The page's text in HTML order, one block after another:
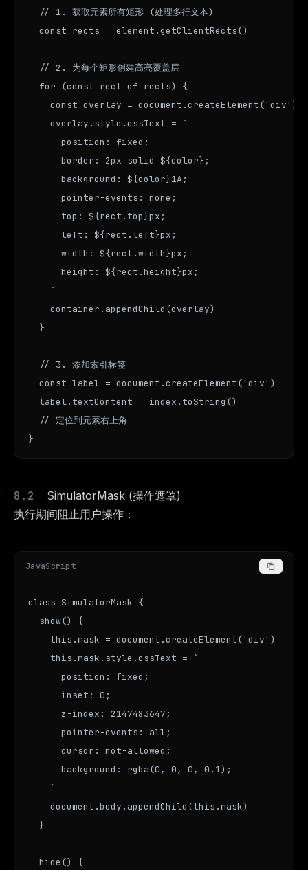
  // 1. 获取元素所有矩形 (处理多行文本)
  const rects = element.getClientRects()
  // 2. 为每个矩形创建高亮覆盖层
  for (const rect of rects) {
    const overlay = document.createElement('div')
    overlay.style.cssText = `
      position: fixed;
      border: 2px solid ${color};
      background: ${color}1A;
      pointer-events: none;
      top: ${rect.top}px;
      left: ${rect.left}px;
      width: ${rect.width}px;
      height: ${rect.height}px;
    `
    container.appendChild(overlay)
  }
  // 3. 添加索引标签
  const label = document.createElement('div')
  label.textContent = index.toString()
  // 定位到元素右上角
}
SimulatorMask (操作遮罩)
执行期间阻止用户操作：
JavaScript
class SimulatorMask {
  show() {
    this.mask = document.createElement('div')
    this.mask.style.cssText = `
      position: fixed;
      inset: 0;
      z-index: 2147483647;
      pointer-events: all;
      cursor: not-allowed;
      background: rgba(0, 0, 0, 0.1);
    `
    document.body.appendChild(this.mask)
  }
  hide() {